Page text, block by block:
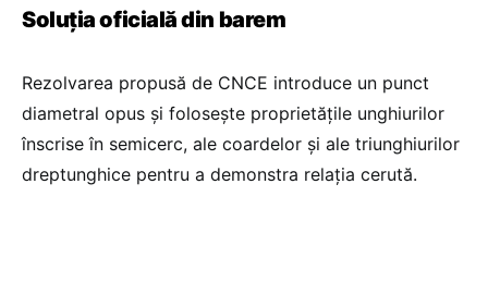
Soluția oficială din barem
Rezolvarea propusă de CNCE introduce un punct
diametral opus și folosește proprietățile unghiurilor
înscrise în semicerc, ale coardelor și ale triunghiurilor
dreptunghice pentru a demonstra relația cerută.